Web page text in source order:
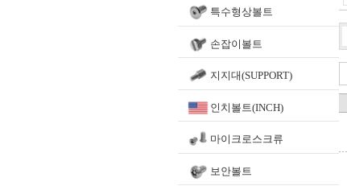
특수형상볼트
손잡이볼트
지지대(SUPPORT)
인치볼트(INCH)
마이크로스크류
보안볼트